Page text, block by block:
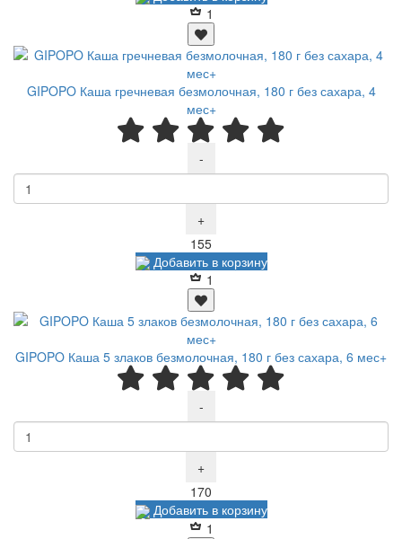
1
GIPOPO Каша гречневая безмолочная, 180 г без сахара, 4
мес+
-
+
155Р
Добавить в корзину
1
GIPOPO Каша 5 злаков безмолочная, 180 г без сахара, 6 мес+
-
+
170
Добавить в корзину
1